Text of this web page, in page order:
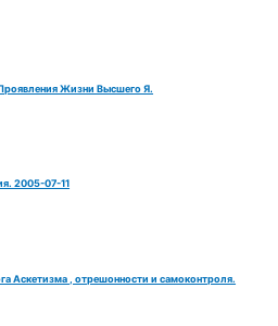
Жизни Высшего Я.
2005-07-11
Аскетизма , отрешонности и самоконтроля.